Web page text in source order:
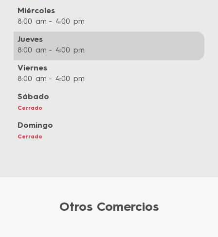
Miércoles
8:00 am
4:00 pm
Jueves
8:00 am
4:00 pm
Viernes
8:00 am
4:00 pm
Sábado
Cerrado
Domingo
Cerrado
Otros Comercios